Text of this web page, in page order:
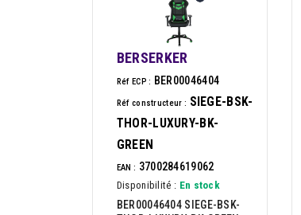
BERSERKER
Réf ECP : BER00046404
Réf constructeur : SIEGE-BSK-
THOR-LUXURY-BK-
GREEN
EAN : 3700284619062
Disponibilité : En stock
BER00046404 SIEGE-BSK-